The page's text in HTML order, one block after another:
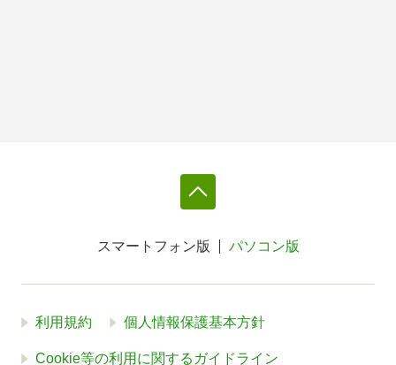
スマートフォン版 パソコン版
利用規約 個人情報保護基本方針
Cookie等の利用に関するガイドライン